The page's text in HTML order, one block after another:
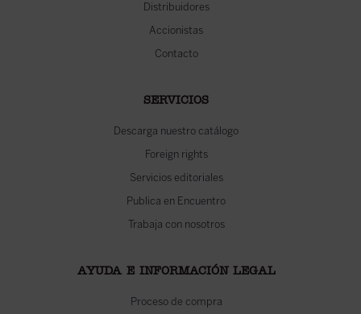
Distribuidores
Accionistas
Contacto
SERVICIOS
Descarga nuestro catálogo
Foreign rights
Servicios editoriales
Publica en Encuentro
Trabaja con nosotros
AYUDA E INFORMACIÓN LEGAL
Proceso de compra